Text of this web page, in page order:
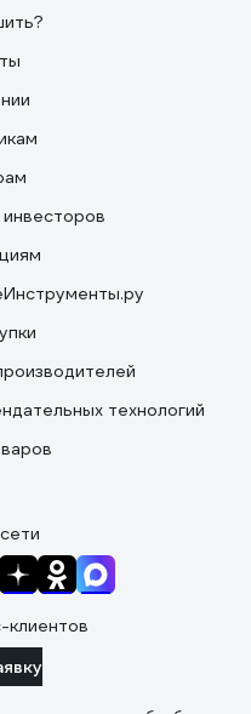
технологий
клиентов